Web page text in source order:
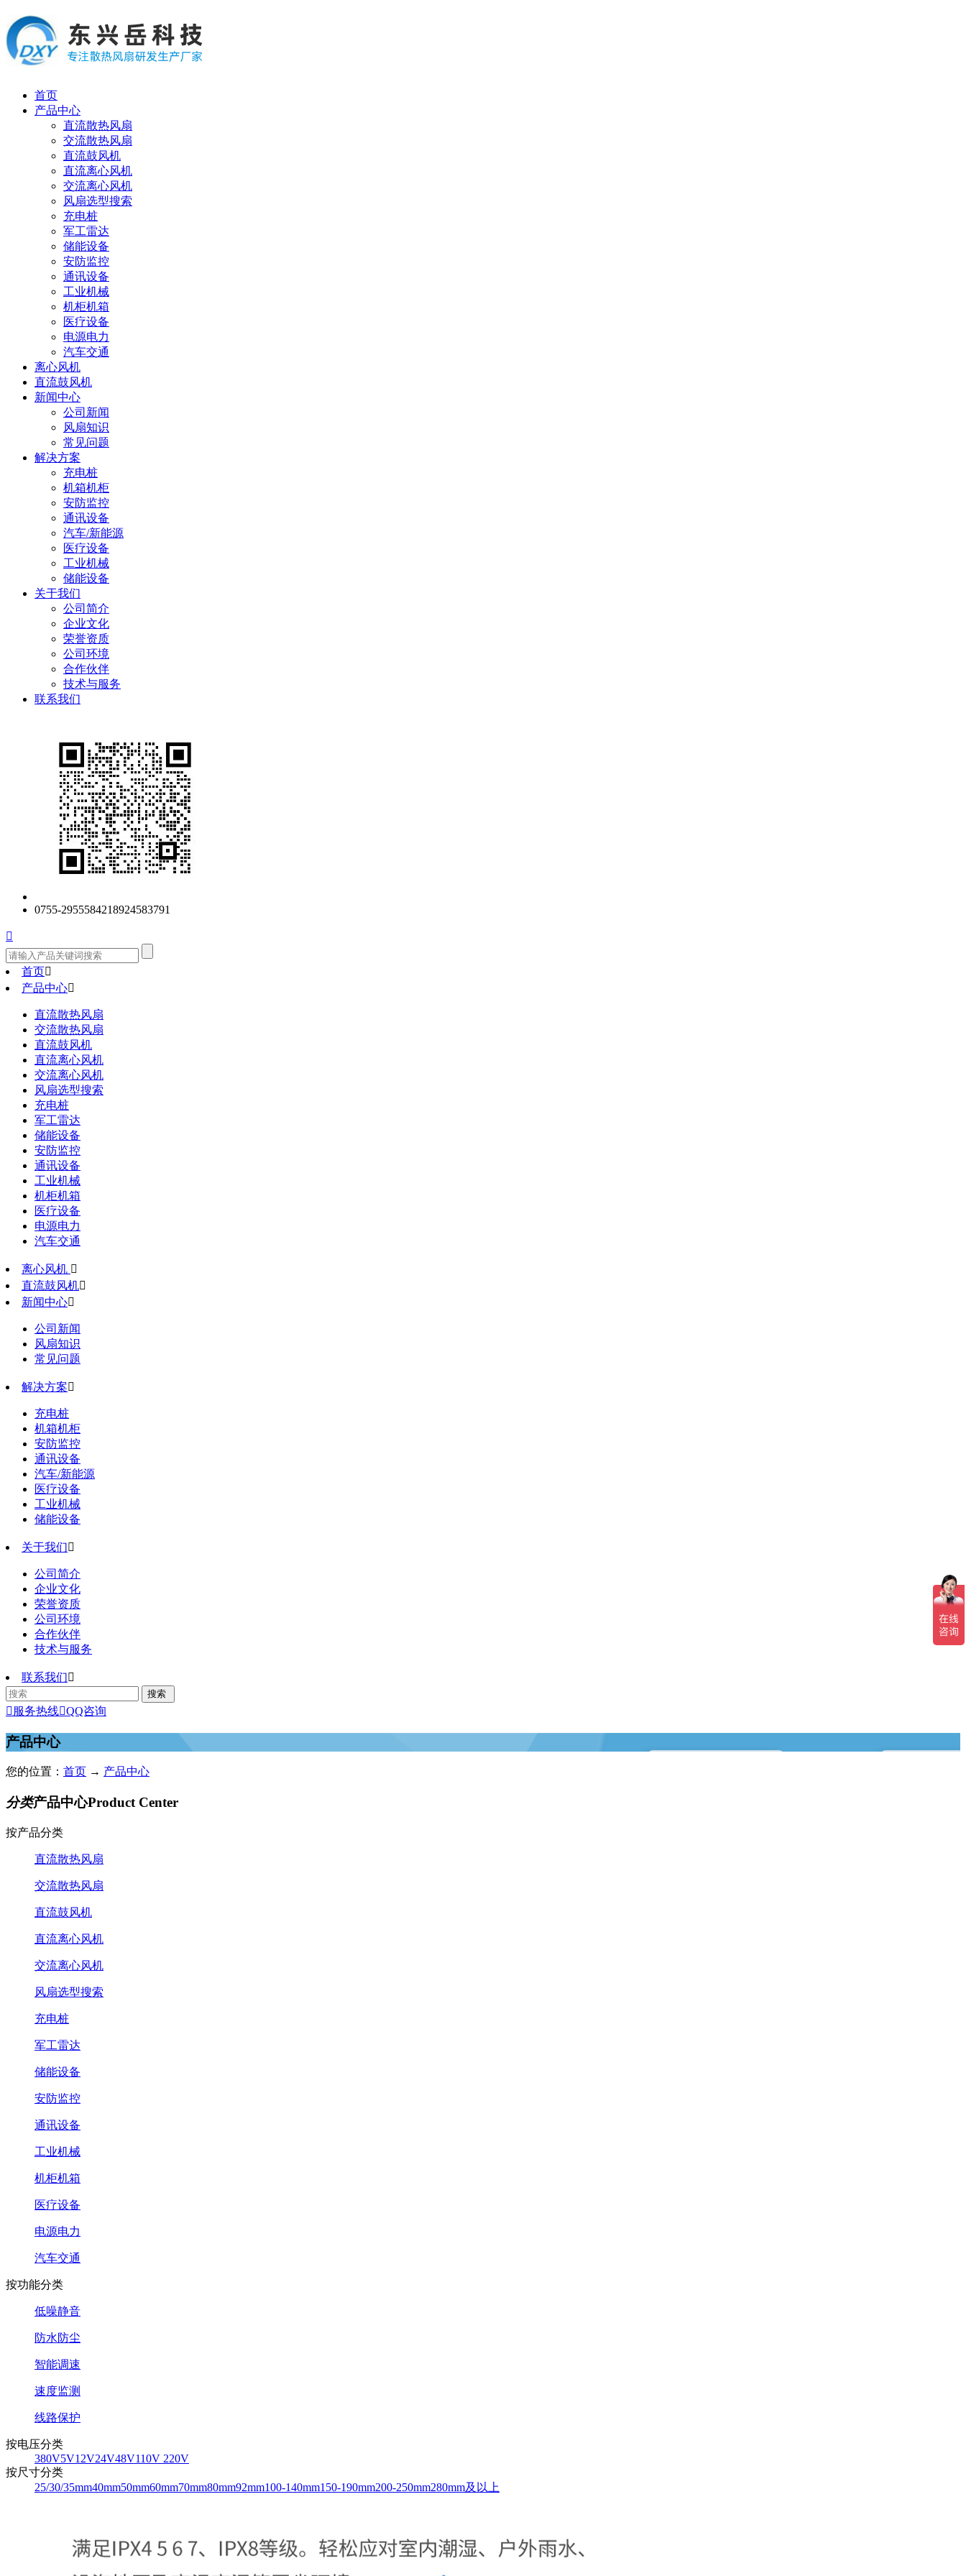
首页
产品中心
直流散热风扇
交流散热风扇
直流鼓风机
直流离心风机
交流离心风机
风扇选型搜索
充电桩
军工雷达
储能设备
安防监控
通讯设备
工业机械
机柜机箱
医疗设备
电源电力
汽车交通
离心风机
直流鼓风机
新闻中心
公司新闻
风扇知识
常见问题
解决方案
充电桩
机箱机柜
安防监控
通讯设备
汽车/新能源
医疗设备
工业机械
储能设备
关于我们
公司简介
企业文化
荣誉资质
公司环境
合作伙伴
技术与服务
联系我们
0755-2955584218924583791

首页
产品中心
直流散热风扇
交流散热风扇
直流鼓风机
直流离心风机
交流离心风机
风扇选型搜索
充电桩
军工雷达
储能设备
安防监控
通讯设备
工业机械
机柜机箱
医疗设备
电源电力
汽车交通
离心风机 
直流鼓风机
新闻中心
公司新闻
风扇知识
常见问题
解决方案
充电桩
机箱机柜
安防监控
通讯设备
汽车/新能源
医疗设备
工业机械
储能设备
关于我们
公司简介
企业文化
荣誉资质
公司环境
合作伙伴
技术与服务
联系我们
 服务热线QQ咨询
产品中心
您的位置： 首页 → 产品中心
分类产品中心Product Center
按产品分类
直流散热风扇
交流散热风扇
直流鼓风机
直流离心风机
交流离心风机
风扇选型搜索
充电桩
军工雷达
储能设备
安防监控
通讯设备
工业机械
机柜机箱
医疗设备
电源电力
汽车交通
按功能分类
低噪静音
防水防尘
智能调速
速度监测
线路保护
按电压分类
380V5V12V24V48V110V 220V
按尺寸分类
25/30/35mm40mm50mm60mm70mm80mm92mm100-140mm150-190mm200-250mm280mm及以上